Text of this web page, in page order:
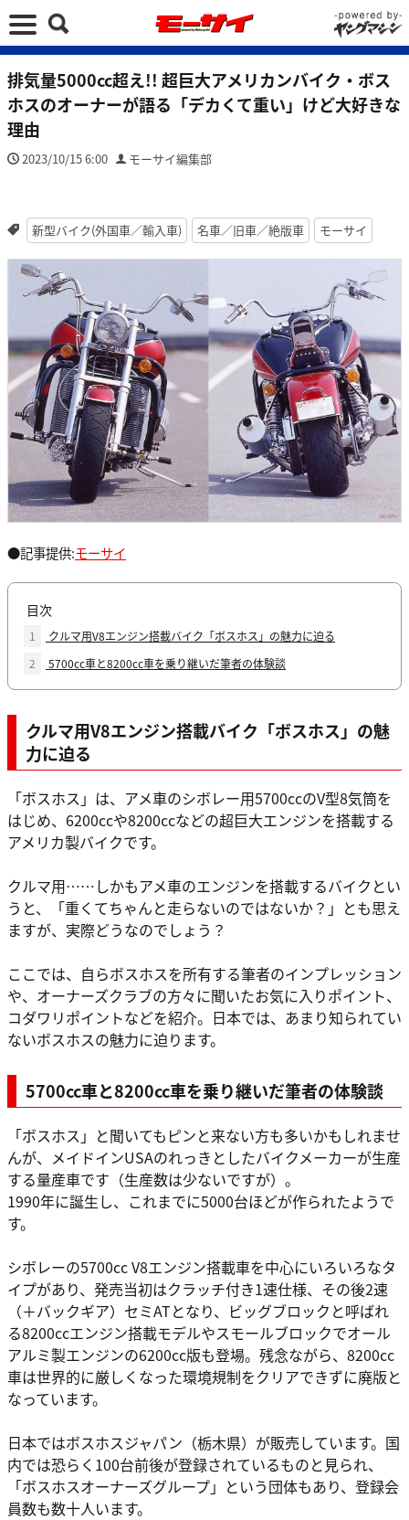
排気量5000cc超え!! 超巨大アメリカンバイク・ボス
ホスのオーナーが語る「デカくて重い」けど大好きな
理由
2023/10/15 6:00 モーサイ編集部
新型バイク(外国車／輸入車) 名車／旧車／絶版車 モーサイ
●記事提供:モーサイ
目次
1
クルマ用V8エンジン搭載バイク「ボスホス」の魅力に迫る
2
5700cc車と8200cc車を乗り継いだ筆者の体験談
クルマ用V8エンジン搭載バイク「ボスホス」の魅
力に迫る
「ボスホス」は、アメ車のシボレー用5700ccのV型8気筒を
はじめ、6200ccや8200ccなどの超巨大エンジンを搭載する
アメリカ製バイクです。
クルマ用……しかもアメ車のエンジンを搭載するバイクとい
うと、「重くてちゃんと走らないのではないか？」とも思え
ますが、実際どうなのでしょう？
ここでは、自らボスホスを所有する筆者のインプレッション
や、オーナーズクラブの方々に聞いたお気に入りポイント、
コダワリポイントなどを紹介。日本では、あまり知られてい
ないボスホスの魅力に迫ります。
5700cc車と8200cc車を乗り継いだ筆者の体験談
「ボスホス」と聞いてもピンと来ない方も多いかもしれませ
んが、メイドインUSAのれっきとしたバイクメーカーが生産
する量産車です（生産数は少ないですが）。
1990年に誕生し、これまでに5000台ほどが作られたようで
す。
シボレーの5700cc V8エンジン搭載車を中心にいろいろなタ
イプがあり、発売当初はクラッチ付き1速仕様、その後2速
（＋バックギア）セミATとなり、ビッグブロックと呼ばれ
る8200ccエンジン搭載モデルやスモールブロックでオール
アルミ製エンジンの6200cc版も登場。残念ながら、8200cc
車は世界的に厳しくなった環境規制をクリアできずに廃版と
なっています。
日本ではボスホスジャパン（栃木県）が販売しています。国
内では恐らく100台前後が登録されているものと見られ、
「ボスホスオーナーズグループ」という団体もあり、登録会
員数も数十人います。